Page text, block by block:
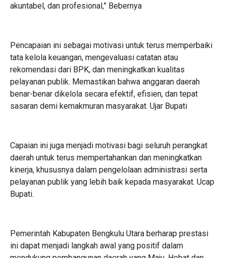
akuntabel, dan profesional,” Bebernya
Pencapaian ini sebagai motivasi untuk terus memperbaiki
tata kelola keuangan, mengevaluasi catatan atau
rekomendasi dari BPK, dan meningkatkan kualitas
pelayanan publik. Memastikan bahwa anggaran daerah
benar-benar dikelola secara efektif, efisien, dan tepat
sasaran demi kemakmuran masyarakat. Ujar Bupati
Capaian ini juga menjadi motivasi bagi seluruh perangkat
daerah untuk terus mempertahankan dan meningkatkan
kinerja, khususnya dalam pengelolaan administrasi serta
pelayanan publik yang lebih baik kepada masyarakat. Ucap
Bupati.
Pemerintah Kabupaten Bengkulu Utara berharap prestasi
ini dapat menjadi langkah awal yang positif dalam